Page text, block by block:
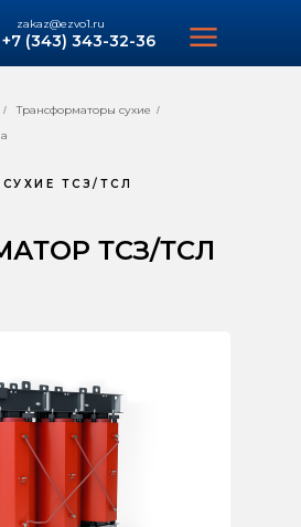
+7 (343) 343-32-36
zakaz@ezvo1.ru
/ Трансформаторы сухие /
ТСЗ/ТСЛ
ТСЗ/ТСЛ